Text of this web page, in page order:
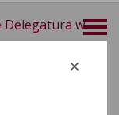
Delegatura w